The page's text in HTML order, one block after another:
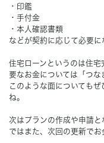
・印鑑
・手付金
・本人確認書類
などが契約に応じて必要に
住宅ローンというのは住
要なお金については「つな
このような面についても
ね。
次はプランの作成や申請と
ではまた、次回の更新で